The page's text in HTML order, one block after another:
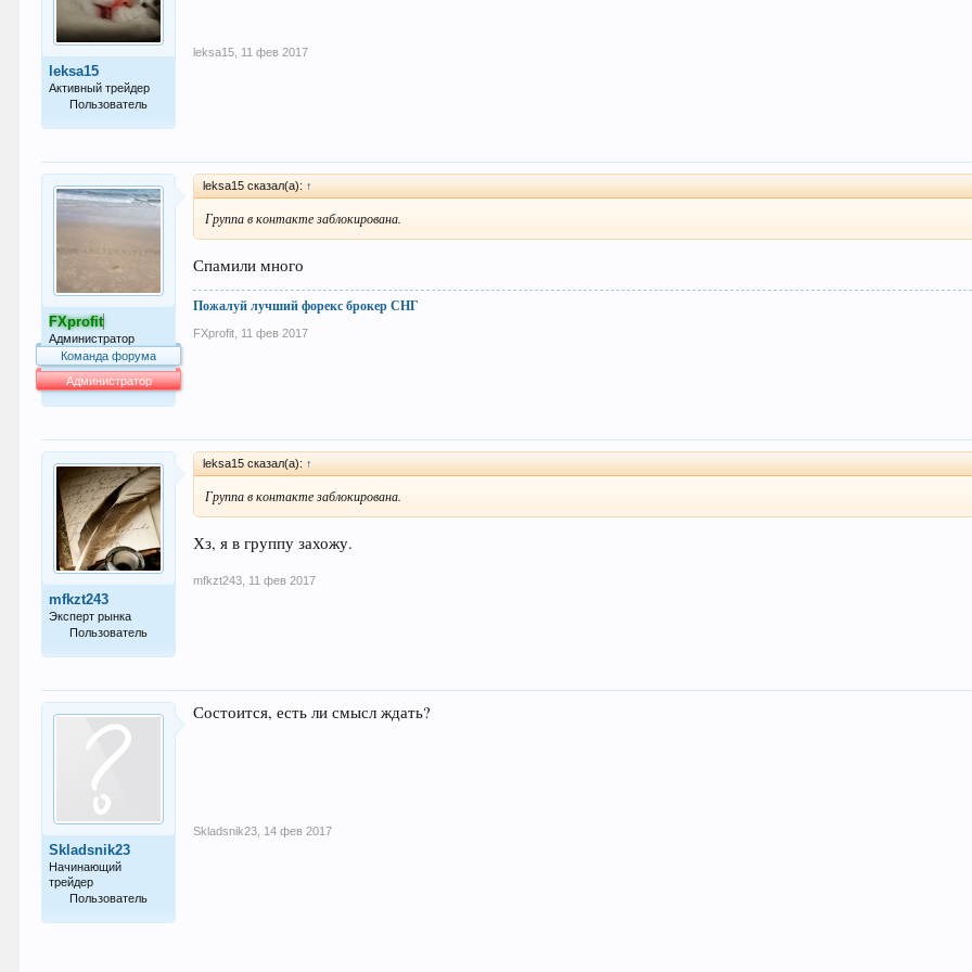
leksa15
Активный трейдер
Пользователь
leksa15 11 фев 2017
FXprofit
Администратор
Команда форума
Администратор
leksa15 сказал(а): ↑
Группа в контакте заблокирована.
Спамили много
Пожалуй лучший форекс брокер СНГ
FXprofit 11 фев 2017
mfkzt243
Эксперт рынка
Пользователь
leksa15 сказал(а): ↑
Группа в контакте заблокирована.
Хз, я в группу захожу.
mfkzt243 11 фев 2017
Skladsnik23
Начинающий
трейдер
Пользователь
Состоится, есть ли смысл ждать?
Skladsnik23 14 фев 2017